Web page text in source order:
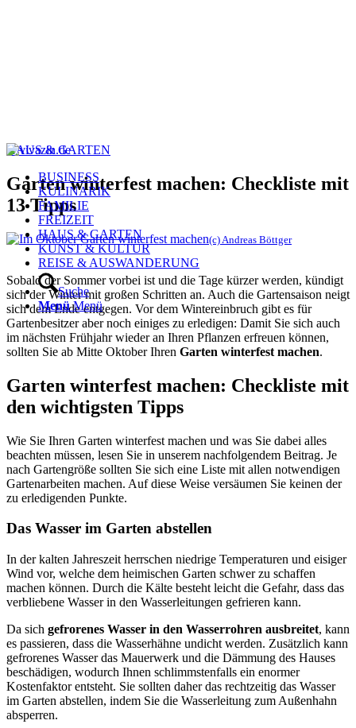
BUSINESS
KULINARIK
FAMILIE
FREIZEIT
HAUS & GARTEN
KUNST & KULTUR
REISE & AUSWANDERUNG
Suche
Menü Menü
HAUS & GARTEN
Garten winterfest machen: Checkliste mit
13 Tipps
(c) Andreas Böttger
Sobald der Sommer vorbei ist und die Tage kürzer werden, kündigt
sich der Winter mit großen Schritten an. Auch die Gartensaison neigt
sich dem Ende entgegen. Vor dem Wintereinbruch gibt es für
Gartenbesitzer aber noch einiges zu erledigen: Damit Sie sich auch
im nächsten Frühjahr wieder an Ihren Pflanzen erfreuen können,
sollten Sie ab Mitte Oktober Ihren Garten winterfest machen.
Garten winterfest machen: Checkliste mit
den wichtigsten Tipps
Wie Sie Ihren Garten winterfest machen und was Sie dabei alles
beachten müssen, lesen Sie in unserem nachfolgendem Beitrag. Je
nach Gartengröße sollten Sie sich eine Liste mit allen notwendigen
Gartenarbeiten machen. Auf diese Weise versäumen Sie keinen der
zu erledigenden Punkte.
Das Wasser im Garten abstellen
In der kalten Jahreszeit herrschen niedrige Temperaturen und eisiger
Wind vor, welche dem heimischen Garten schwer zu schaffen
machen können. Durch die Kälte besteht leicht die Gefahr, dass das
verbliebene Wasser in den Wasserleitungen gefrieren kann.
Da sich gefrorenes Wasser in den Wasserrohren ausbreitet, kann
es passieren, dass die Wasserhähne undicht werden. Zusätzlich kann
gefrorenes Wasser das Mauerwerk und die Dämmung des Hauses
beschädigen, wodurch Ihnen schlimmstenfalls ein enormer
Kostenfaktor entsteht. Sie sollten daher das rechtzeitig das Wasser
im Garten abstellen, indem Sie die Wasserleitung zum Außenhahn
absperren.